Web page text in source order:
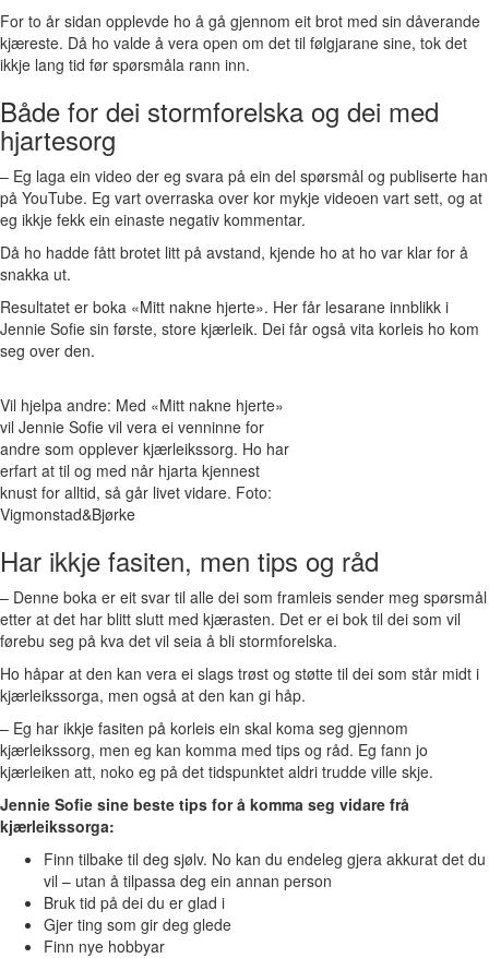
For to år sidan opplevde ho å gå gjennom eit brot med sin dåverande
kjæreste. Då ho valde å vera open om det til følgjarane sine, tok det
ikkje lang tid før spørsmåla rann inn.
Både for dei stormforelska og dei med
hjartesorg
– Eg laga ein video der eg svara på ein del spørsmål og publiserte han
på YouTube. Eg vart overraska over kor mykje videoen vart sett, og at
eg ikkje fekk ein einaste negativ kommentar.
Då ho hadde fått brotet litt på avstand, kjende ho at ho var klar for å
snakka ut.
Resultatet er boka «Mitt nakne hjerte». Her får lesarane innblikk i
Jennie Sofie sin første, store kjærleik. Dei får også vita korleis ho kom
seg over den.
Vil hjelpa andre: Med «Mitt nakne hjerte»
vil Jennie Sofie vil vera ei venninne for
andre som opplever kjærleikssorg. Ho har
erfart at til og med når hjarta kjennest
knust for alltid, så går livet vidare. Foto:
Vigmonstad&Bjørke
Har ikkje fasiten, men tips og råd
– Denne boka er eit svar til alle dei som framleis sender meg spørsmål
etter at det har blitt slutt med kjærasten. Det er ei bok til dei som vil
førebu seg på kva det vil seia å bli stormforelska.
Ho håpar at den kan vera ei slags trøst og støtte til dei som står midt i
kjærleikssorga, men også at den kan gi håp.
– Eg har ikkje fasiten på korleis ein skal koma seg gjennom
kjærleikssorg, men eg kan komma med tips og råd. Eg fann jo
kjærleiken att, noko eg på det tidspunktet aldri trudde ville skje.
Jennie Sofie sine beste tips for å komma seg vidare frå
kjærleikssorga:
Finn tilbake til deg sjølv. No kan du endeleg gjera akkurat det du
vil – utan å tilpassa deg ein annan person
Bruk tid på dei du er glad i
Gjer ting som gir deg glede
Finn nye hobbyar